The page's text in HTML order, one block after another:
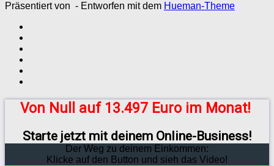
Präsentiert von - Entworfen mit dem Hueman-Theme
Von Null auf 13.497 Euro im Monat!
Starte jetzt mit deinem Online-Business!
Der Weg zu deinem Einkommen:
Klicke auf den Button und sieh das Video!